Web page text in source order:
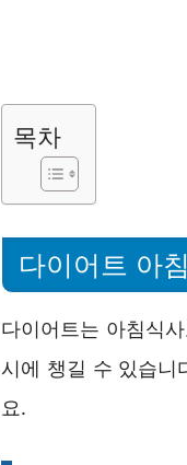
목차
다이어트 아
다이어트는 아침식
시에 챙길 수 있습니
요.